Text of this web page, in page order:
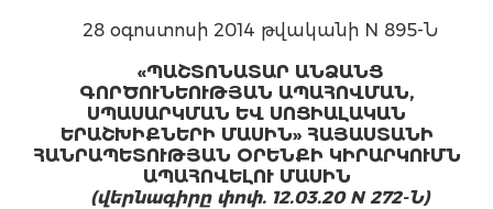
28 օգոստոսի 2014 թվականի N 895-Ն
«ՊԱՇՏՈՆԱՏԱՐ ԱՆՁԱՆՑ
ԳՈՐԾՈՒՆԵՈՒԹՅԱՆ ԱՊԱՀՈՎՄԱՆ,
ՍՊԱՍԱՐԿՄԱՆ ԵՎ ՍՈՑԻԱԼԱԿԱՆ
ԵՐԱՇԽԻՔՆԵՐԻ ՄԱՍԻՆ» ՀԱՅԱՍՏԱՆԻ
ՀԱՆՐԱՊԵՏՈՒԹՅԱՆ ՕՐԵՆՔԻ ԿԻՐԱՐԿՈՒՄՆ
ԱՊԱՀՈՎԵԼՈՒ ՄԱՍԻՆ
(վերնագիրը փոփ. 12.03.20 N 272-Ն)